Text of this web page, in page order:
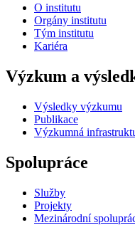
O institutu
Orgány institutu
Tým institutu
Kariéra
Výzkum a
Výsledky výzkumu
Publikace
Výzkumná
Spolupráce
Služby
Projekty
Mezinárodní